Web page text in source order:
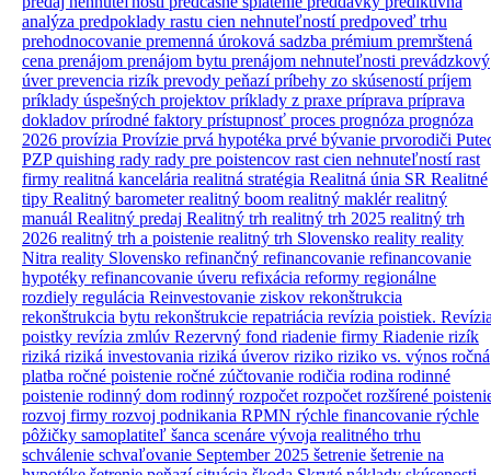
analýza predpoklady rastu cien nehnuteľnostípredpoveď trhu
prehodnocovanie premenná úroková sadzba prémium premrštená
cena prenájom prenájom bytu prenájom nehnuteľnosti prevádzkový
úverprevencia rizík prevody peňazípríbehy zo skúsenostípríjem
príklady úspešných projektov príklady z praxe príprava príprava
dokladov prírodné faktory prístupnosť proces prognóza prognóza
2026 provízia Provízie prvá hypotéka prvé bývanie prvorodiči
PZPquishing rady rady pre poistencov rast cien nehnuteľnostírast
firmy realitná kancelária realitná stratégia Realitná únia SR Realitné
tipy Realitný barometerrealitný boom realitný maklérrealitný
manuál Realitný predaj Realitný trh realitný trh 2025 realitný trh
2026 realitný trh a poistenie realitný trh Slovensko reality reality
Nitra reality Slovensko refinančný refinancovanie refinancovanie
hypotéky refinancovanie úveru refixácia reformy regionálne
rozdiely regulácia Reinvestovanie ziskov rekonštrukcia
rekonštrukcia bytu rekonštrukcie repatriácia revízia poistiek.
poistky revízia zmlúv Rezervný fond riadenie firmy Riadenie rizík
riziká riziká investovania riziká úverov riziko riziko vs. výnos ročná
platba ročné poistenie ročné zúčtovanie rodičia rodina rodinné
poistenie rodinný dom rodinný rozpočet rozpočet rozšírené
rozvoj firmy rozvoj podnikania RPMN rýchle financovanie rýchle
pôžičky samoplatiteľ šanca scenáre vývoja realitného trhu
schválenie schvaľovanie September 2025 šetrenie šetrenie na